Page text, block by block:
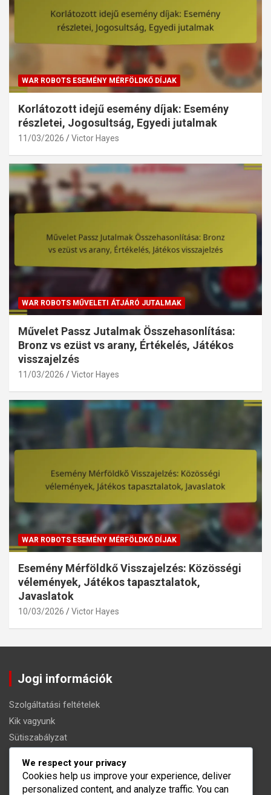
WAR ROBOTS ESEMÉNY MÉRFÖLDKŐ DÍJAK
Korlátozott idejű esemény díjak: Esemény
részletei, Jogosultság, Egyedi jutalmak
11/03/2026 Victor Hayes
WAR ROBOTS MŰVELETI ÁTJÁRÓ JUTALMAK
Művelet Passz Jutalmak Összehasonlítása:
Bronz vs ezüst vs arany, Értékelés, Játékos
visszajelzés
11/03/2026 Victor Hayes
WAR ROBOTS ESEMÉNY MÉRFÖLDKŐ DÍJAK
Esemény Mérföldkő Visszajelzés: Közösségi
vélemények, Játékos tapasztalatok,
Javaslatok
10/03/2026 Victor Hayes
Jogi információk
Szolgáltatási feltételek
Kik vagyunk
Sütiszabályzat
Az Ön adatvédelme
We respect your privacy
Cookies help us improve your experience, deliver
personalized content, and analyze traffic. You can